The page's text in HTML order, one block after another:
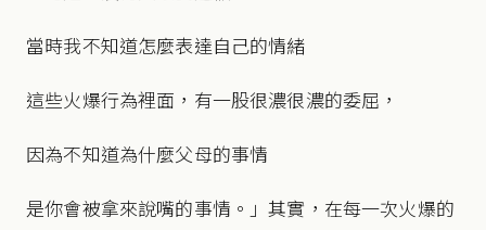
當時我不知道怎麼表達自己的情緒
這些火爆行為裡面，有一股很濃很濃的委屈，
因為不知道為什麼父母的事情
是你會被拿來說嘴的事情。」其實，在每一次火爆的